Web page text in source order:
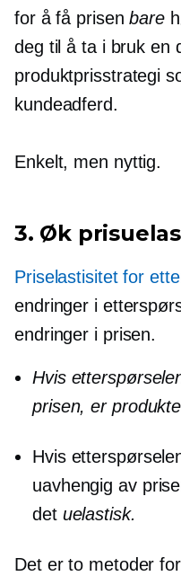
for å få prisenbare
deg til å ta i bruk en
produktprisstrategi
kundeadferd.
Enkelt, men nyttig.
3. Øk
Priselastisitet for
endringer i
endringer i prisen.
Hvis
prisen, er
Hvis
uavhengig av
det uelastisk.
Det er to metoder